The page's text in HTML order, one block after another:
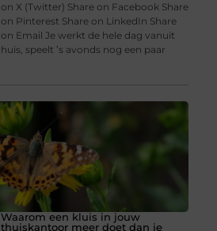
on X (Twitter) Share on Facebook Share
on Pinterest Share on LinkedIn Share
on Email Je werkt de hele dag vanuit
huis, speelt ’s avonds nog een paar
Waarom een kluis in jouw
thuiskantoor meer doet dan je